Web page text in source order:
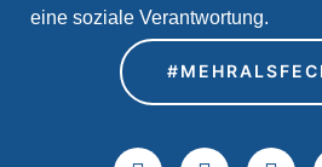
eine soziale Verantwortung.